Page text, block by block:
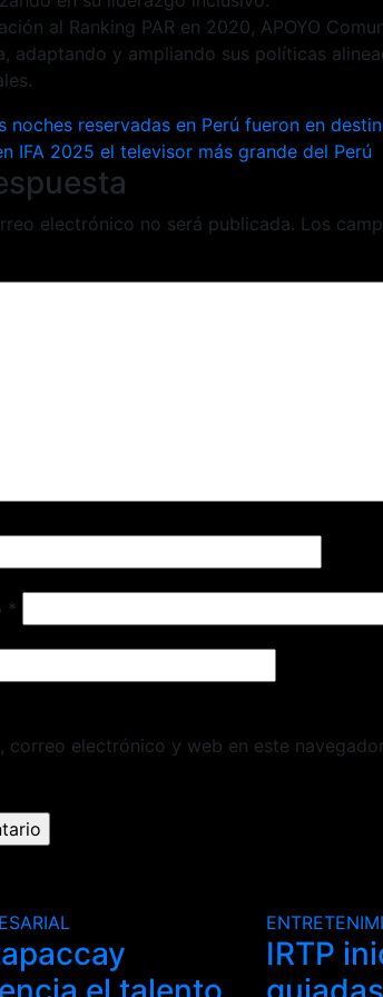
al Ranking PAR en 2020, APOYO
adaptando y ampliando sus políticas
noches reservadas en Perú fueron en
IFA 2025 el televisor más grande del Perú
electrónico no será publicada. Los
*
correo electrónico y web en este
IRTP